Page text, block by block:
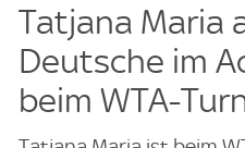
Tatjana Maria
Deutsche im
beim WTA-